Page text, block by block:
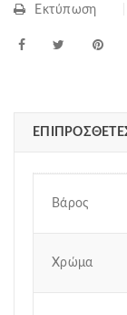
Εκτύπωση
Βάρος
Χρώμα